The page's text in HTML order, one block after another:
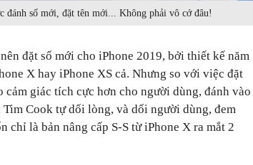
số mới, đặt tên mới... Không phải vô cớ đâu!
đặt số mới cho iPhone 2019, bởi thiết kế năm
X hay iPhone XS cả. Nhưng so với việc đặt
cảm giác tích cực hơn cho người dùng, đánh vào
Cook tự dối lòng, và dối người dùng, đem
chỉ là bản nâng cấp S-S từ iPhone X ra mắt 2